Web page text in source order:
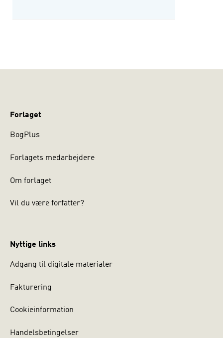
Forlaget
BogPlus
Forlagets medarbejdere
Om forlaget
Vil du være forfatter?
Nyttige links
Adgang til digitale materialer
Fakturering
Cookieinformation
Handelsbetingelser